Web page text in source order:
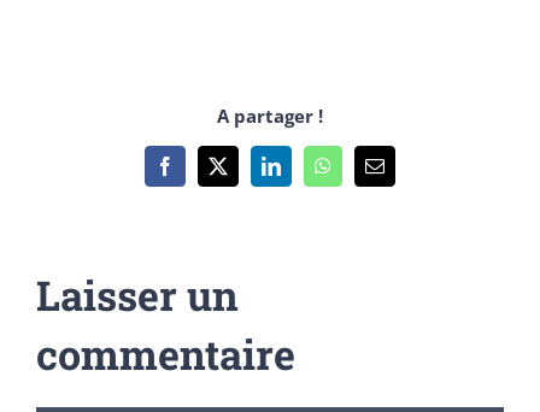
A partager !
Facebook
X LinkedInWhatsApp
Email
Laisser un
commentaire